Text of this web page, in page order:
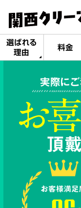
選ばれる
理由
料金
実際に